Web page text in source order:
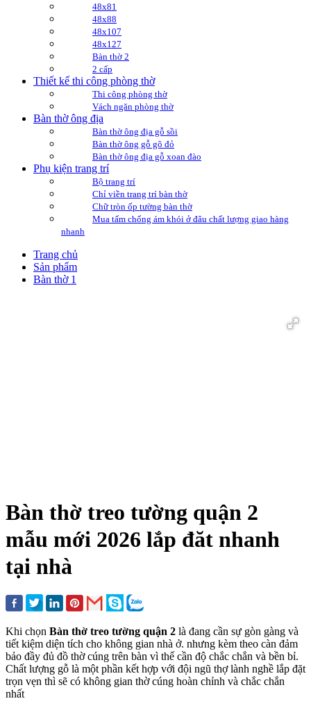
48x81
48x88
48x107
48x127
Bàn thờ 2
2 cấp
Thiết kế thi công phòng thờ
Thi công phòng thờ
Vách ngăn phòng thờ
Bàn thờ ông địa
Bàn thờ ông địa gỗ sồi
Bàn thờ ông gỗ gõ đỏ
Bàn thờ ông địa gỗ xoan đào
Phụ kiện trang trí
Bộ trang trí
Chỉ viền trang trí bàn thờ
Chữ tròn ốp tường bàn thờ
Mua tấm chống ám khói ở đâu chất lượng giao hàng
nhanh
Trang chủ
Sản phẩm
Bàn thờ 1
Bàn thờ treo tường quận 2
mẫu mới 2026 lắp đăt nhanh
tại nhà
Khi chọn Bàn thờ treo tường quận 2 là đang cần sự gòn gàng và
tiết kiệm diện tích cho không gian nhà ở. nhưng kèm theo càn đảm
bảo đầy đủ đồ thờ cúng trên bàn vì thế cần độ chắc chắn và bền bỉ.
Chất lượng gỗ là một phần kết hợp với đội ngũ thợ lành nghề lắp đặt
trọn vẹn thì sẽ có không gian thờ cúng hoàn chỉnh và chắc chắn
nhất